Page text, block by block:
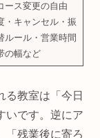
ース変更の自由
・キャンセル・振
ルール・営業時間
の幅など
る教室は「今日
いです。逆にア
「残業後に寄ろ